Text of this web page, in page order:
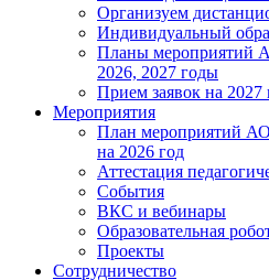
Организуем
Индивидуальный
Планы мероприятий
2026, 2027 годы
Прием заявок на 2027
Мероприятия
План мероприятий
на 2026 год
Аттестация
События
ВКС и вебинары
Образовательная
Проекты
Сотрудничество